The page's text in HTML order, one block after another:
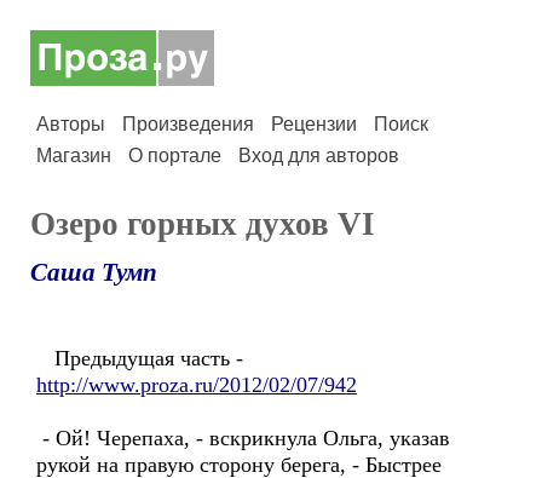
Авторы Произведения Рецензии
Поиск
Магазин
О портале Вход для авторов
Озеро горных духов VI
Саша Тумп
Предыдущая часть -
http://www.proza.ru/2012/02/07/942
- Ой! Черепаха, - вскрикнула Ольга, указав
рукой на правую сторону берега, - Быстрее